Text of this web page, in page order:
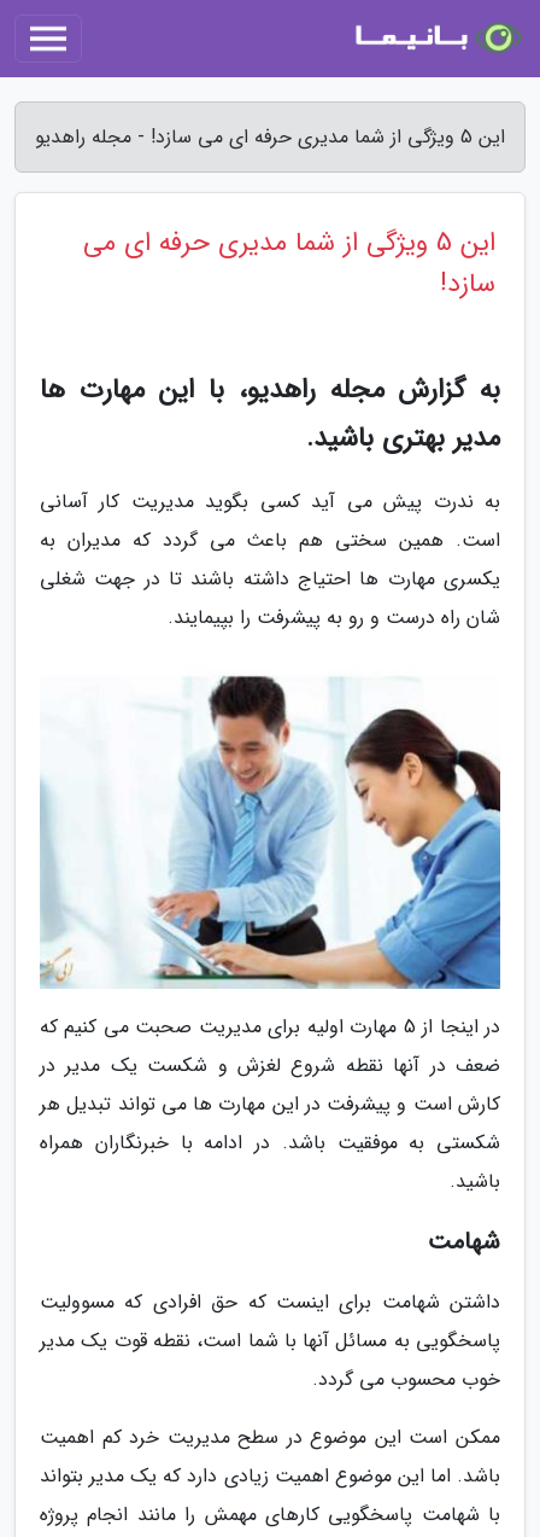
این 5 ویژگی از شما مدیری حرفه ای می سازد! - مجله راهدیو
این 5 ویژگی از شما مدیری حرفه ای می
سازد!
به گزارش مجله راهدیو، با این مهارت ها
مدیر بهتری باشید.
به ندرت پیش می آید کسی بگوید مدیریت کار آسانی
است. همین سختی هم باعث می گردد که مدیران به
یکسری مهارت ها احتیاج داشته باشند تا در جهت شغلی
شان راه درست و رو به پیشرفت را بپیمایند.
در اینجا از 5 مهارت اولیه برای مدیریت صحبت می کنیم که
ضعف در آنها نقطه شروع لغزش و شکست یک مدیر در
کارش است و پیشرفت در این مهارت ها می تواند تبدیل هر
شکستی به موفقیت باشد. در ادامه با خبرنگاران همراه
باشید.
شهامت
داشتن شهامت برای اینست که حق افرادی که مسوولیت
پاسخگویی به مسائل آنها با شما است، نقطه قوت یک مدیر
خوب محسوب می گردد.
ممکن است این موضوع در سطح مدیریت خرد کم اهمیت
باشد. اما این موضوع اهمیت زیادی دارد که یک مدیر بتواند
با شهامت پاسخگویی کارهای مهمش را مانند انجام پروژه